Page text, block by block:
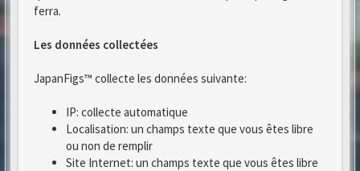
ferra.
Les données collectées
JapanFigs™ collecte les données suivante:
IP: collecte automatique
Localisation: un champs texte que vous êtes libre
ou non de remplir
Site Internet: un champs texte que vous êtes libre